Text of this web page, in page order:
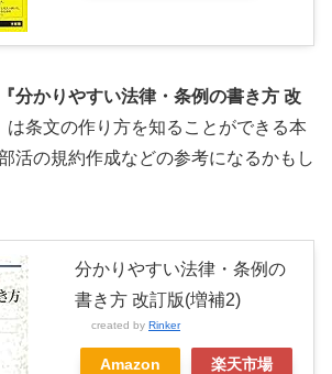
『分かりやすい法律・条例の書き方 改
は条文の作り方を知ることができる本
活の規約作成などの参考になるかもし
分かりやすい法律・条例の
書き方 改訂版(増補2)
created by Rinker
Amazon 楽天市場